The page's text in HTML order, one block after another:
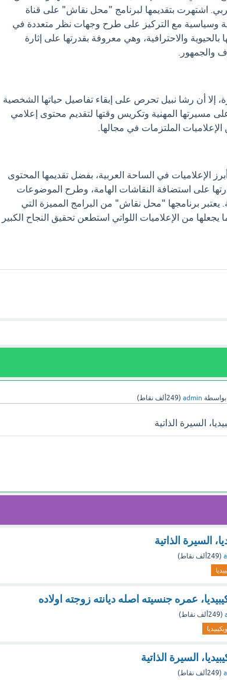
اشتهرت بتقديمها لبرنامج "محل نقاش" على قناة
وسياسية مع التركيز على طرح وجهات نظر متعددة في
بالحيوية والاحترافية، وهي معروفة بقدرتها على إثارة
والجمهور.
إلا أن رشا نبيل تحرص على إبقاء تفاصيل حياتها الشخصية
مسيرتها المهنية وتكريس وقتها لتقديم محتوى إعلامي
الملتزمات في مجالها.
الإعلاميات في الساحة العربية، بفضل تقديمها المحتوى
على استضافة النقاشات الهامة، وطرح الموضوعات
برنامجها "محل نقاش" من البرامج المميزة التي
يجعلها من الإعلاميات اللواتي استطعن تحقيق النجاح الكبير
بواسطة admin
(249ألف نقاط)
السيرة الذاتية
السيرة الذاتية
(249ألف نقاط)
عمره جنسيته اصله ديانته زوجته اولاده
(249ألف نقاط)
ويكيبيديا
السيرة الذاتية
(249ألف نقاط)